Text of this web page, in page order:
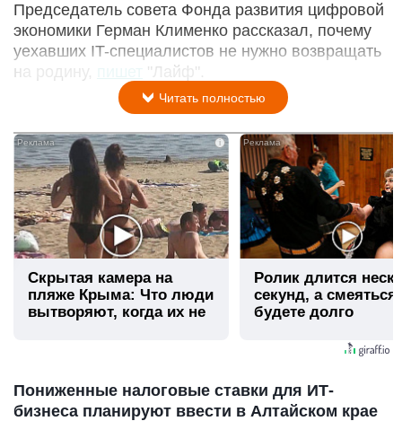
Председатель совета Фонда развития цифровой
экономики Герман Клименко рассказал, почему
уехавших IT-специалистов не нужно возвращать
на родину,
"Лайф".
Читать полностью
i
Скрытая камера на
пляже Крыма: Что люди
вытворяют, когда их не
Ролик длится
секунд, а
будете долго
Пониженные налоговые ставки для ИТ-
бизнеса планируют ввести в Алтайском крае